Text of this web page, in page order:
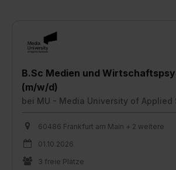
B.Sc Medien und
(m/w/d)
bei MU - Media University of Applied
60486 Frankfurt am Main + 2 weitere
01.10.2026
3 freie Plätze